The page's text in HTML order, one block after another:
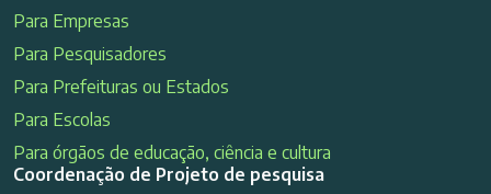
Para Empresas
Para Pesquisadores
Para Prefeituras ou Estados
Para Escolas
Para órgãos de educação, ciência e cultura
Coordenação de Projeto de pesquisa